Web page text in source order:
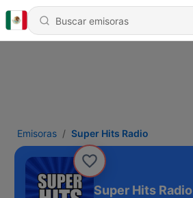
Emisoras Super Hits Radio
Super Hits Radio